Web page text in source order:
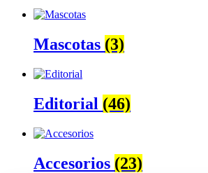
Mascotas (3)
Editorial (46)
Accesorios (23)